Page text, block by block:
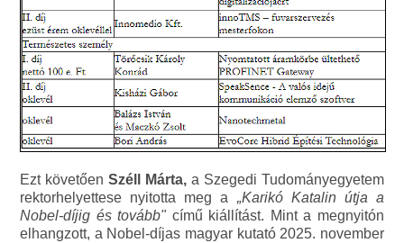
Ezt követőenSzéll Márta, a Szegedi Tudományegyetem
rektorhelyettese nyitotta meg a „Karikó Katalin útja a
Nobel-díjig és tovább"című kiállítást. Mint a megnyitón
elhangzott, a Nobel-díjas magyar kutató 2025. november